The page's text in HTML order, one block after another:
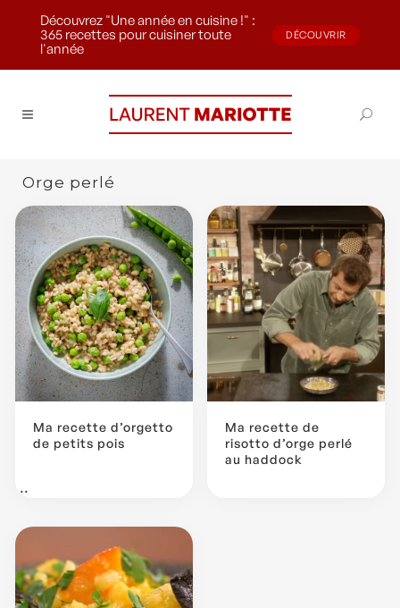
Découvrez "Une année en cuisine !" :
365 recettes pour cuisiner toute
l'année
DÉCOUVRIR
Orge perlé
Ma recette d’orgetto
de petits pois
...
Ma recette de
risotto d’orge perlé
au haddock